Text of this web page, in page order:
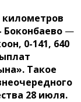
километров
—
0-141, 640
Такое
28 июля.